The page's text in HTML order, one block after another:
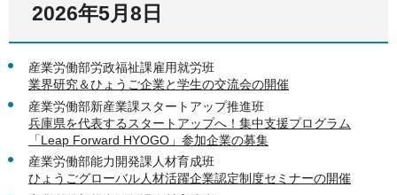
2026年5月8日
産業労働部労政福祉課雇用就労班
業界研究＆ひょうご企業と学生の交流会の開催
産業労働部新産業課スタートアップ推進班
兵庫県を代表するスタートアップへ！集中支援プログラム
「Leap Forward HYOGO」参加企業の募集
産業労働部能力開発課人材育成班
ひょうごグローバル人材活躍企業認定制度セミナーの開催